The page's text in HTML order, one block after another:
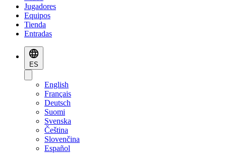
Jugadores
Equipos
Tienda
Entradas
ES
English
Français
Deutsch
Suomi
Svenska
Čeština
Slovenčina
Español